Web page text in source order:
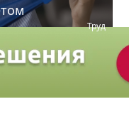
Труд